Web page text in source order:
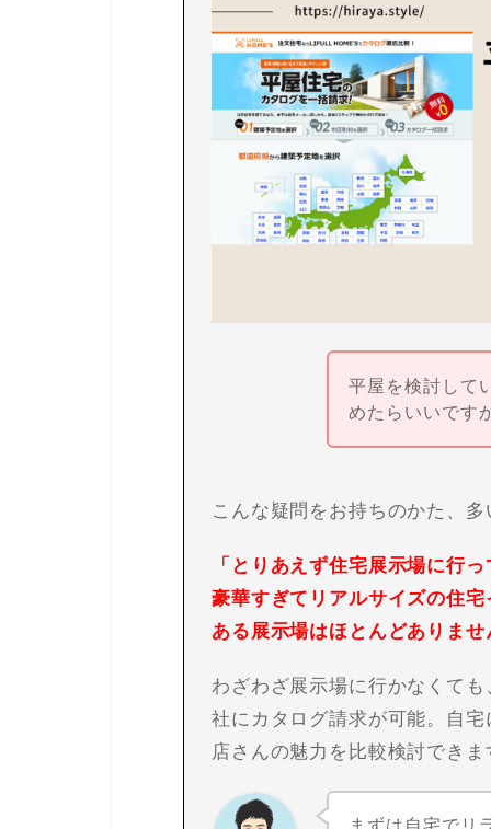
平屋を検討して
めたらいいです
こんな疑問をお持ちのかた、
「とりあえず住宅展示場に行
豪華すぎてリアルサイズの住
ある展示場はほとんどありませ
わざわざ展示場に行かなくて
社にカタログ請求が可能。自
店さんの魅力を比較検討できま